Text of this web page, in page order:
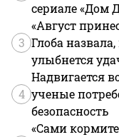
сериале «Дом
3
«Август
Глоба
улыбнется
4
Надвигается
ученые
безопасность
«Сами